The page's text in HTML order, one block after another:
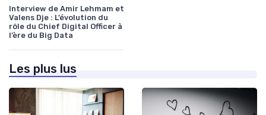
Interview de Amir Lehmam et
Valens Dje : L’évolution du
rôle du Chief Digital Officer à
l’ère du Big Data
Les plus lus